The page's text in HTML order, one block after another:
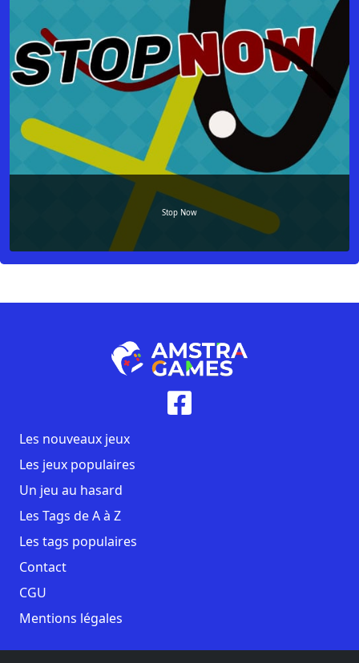
Stop Now
Les nouveaux jeux
Les jeux populaires
Un jeu au hasard
Les Tags de A à Z
Les tags populaires
Contact
CGU
Mentions légales